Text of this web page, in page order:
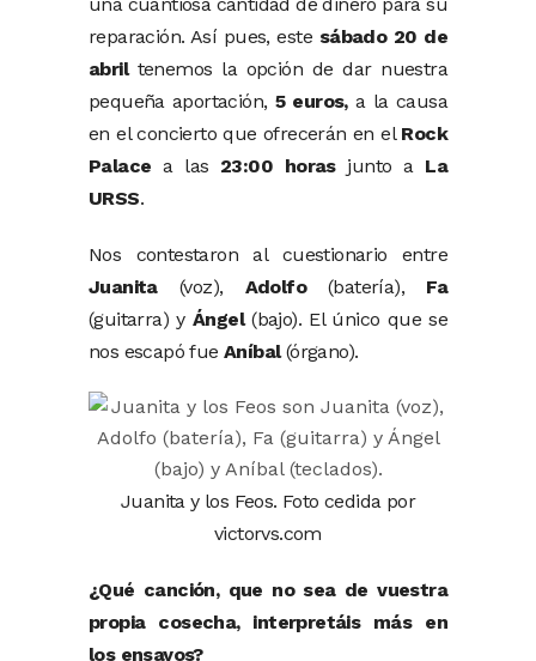
reparación. Así pues, este sábado 20 de
abriltenemos la opción de dar nuestra
pequeña aportación, 5 euros,a la causa
en el concierto que ofrecerán en el Rock
Palace a las 23:00 horasjunto a La
URSS.
Nos contestaron al cuestionario entre
Juanita(voz), Adolfo(batería), Fa
(guitarra) y Ángel(bajo). El único que se
nos escapó fueAníbal(órgano).
Juanita y los Feos. Foto cedida por
victorvs.com
¿Qué canción, que no sea de vuestra
propia cosecha, interpretáis más en
los ensayos?